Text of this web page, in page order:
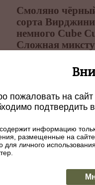
Смоляно
сорта
немного Cube
Сложная
пожаловать на
подтвердить
информацию
размещенные на
для личного